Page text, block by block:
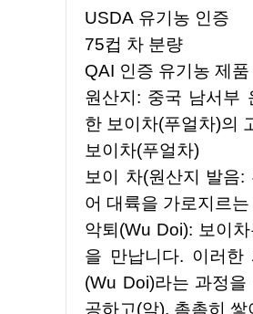
USDA 유기농 인증
75컵 차 분량
QAI 인증 유기농 제품
원산지: 중국 남서부
한 보이차(푸얼차)의
보이차(푸얼차)
보이 차(원산지 발음
어 대륙을 가로지르
악퇴(Wu Doi): 보이
을 만납니다. 이러한
(Wu Doi)라는 과정
공하고(악), 촘촘히